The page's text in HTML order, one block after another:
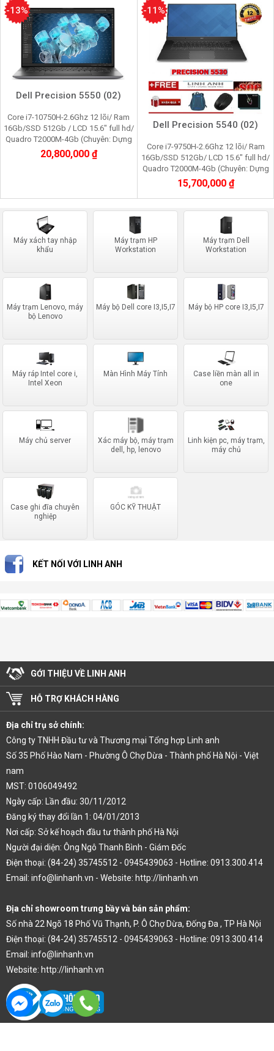
Dell Precision 5550 (02)
Core i7-10750H-2.6Ghz 12 lõi/ Ram
16Gb/SSD 512Gb / LCD 15.6" full hd/
Quadro T2000M-4Gb (Chuyên: Dựng
hình 3Dsmax, Photoshop, Lumion,
Video)
20,800,000 ₫
-13%
Dell Precision 5540 (02)
Core i7-9750H-2.6Ghz 12 lõi/ Ram
16Gb/SSD 512Gb/ LCD 15.6" full hd/
Quadro T2000M-4Gb (Chuyên: Dựng
hình 3Dsmax, Photoshop, Lumion,
Video)
15,700,000 ₫
-11%
Máy xách tay nhập
khẩu
Máy trạm HP
Workstation
Máy trạm Dell
Workstation
Máy trạm Lenovo, máy
bộ Lenovo
Máy bộ Dell core I3,I5,I7 Máy bộ HP core I3,I5,I7
Máy ráp Intel core i,
Intel Xeon
Màn Hình Máy Tính
Case liền màn all in
one
Máy chủ server
Xác máy bộ, máy trạm
dell, hp, lenovo
Linh kiện pc, máy trạm,
máy chủ
Case ghi đĩa chuyên
nghiệp
GÓC KỸ THUẬT
KẾT NỐI VỚI LINH ANH
GỚI THIỆU VỀ LINH ANH
HỖ TRỢ KHÁCH HÀNG
Địa chỉ trụ sở chính:
Công ty TNHH Đầu tư và Thương mại Tổng hợp Linh anh
Số 35 Phố Hào Nam - Phường Ô Chợ Dừa - Thành phố Hà Nội - Việt
nam
MST: 0106049492
Ngày cấp: Lần đầu: 30/11/2012
Đăng ký thay đổi lần 1: 04/01/2013
Nơi cấp: Sở kế hoạch đầu tư thành phố Hà Nội
Người đại diện: Ông Ngô Thanh Bình - Giám Đốc
Điện thoại: (84-24) 35745512 - 0945439063 - Hotline: 0913.300.414
Email: info@linhanh.vn - Website: http://linhanh.vn
Địa chỉ showroom trưng bầy và bán sản phẩm:
Số nhà 22 Ngõ 18 Phố Vũ Thạnh, P. Ô Chợ Dừa, Đống Đa , TP Hà Nội
Điện thoại: (84-24) 35745512 - 0945439063 - Hotline: 0913.300.414
Email: info@linhanh.vn
Website: http://linhanh.vn